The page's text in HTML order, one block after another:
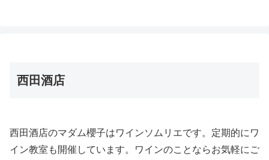
西田酒店
西田酒店のマダム櫻子はワインソムリエです。定期的にワ
イン教室も開催しています。ワインのことならお気軽にご